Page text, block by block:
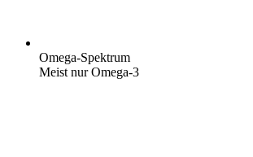
Omega-Spektrum
Meist nur Omega-3